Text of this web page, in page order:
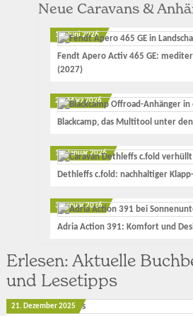
Neue Caravans &
12. Juni 2026
Fendt Apero Activ 465 GE:
(2027)
23. März 2026
Blackcamp, das Multitool unter
17. Januar 2026
Dethleffs c.fold: nachhaltiger
3. Januar 2026
Adria Action 391: Komfort und
Erlesen: Aktuelle
und Lesetipps
21. Dezember 2025